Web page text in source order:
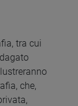
tra cui
che,